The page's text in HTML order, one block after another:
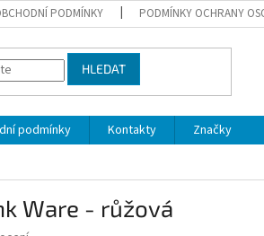
PODMÍNKY PODMÍNKY OCHRANY
HLEDAT
podmínky Kontakty
Značky
Ware - růžová